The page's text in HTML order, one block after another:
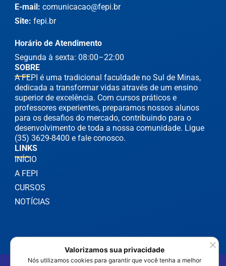
SOBRE
A FEPI é uma tradicional faculdade no Sul de Minas,
dedicada a transformar vidas através de um ensino
superior de excelência. Com cursos práticos e
professores experientes, preparamos nossos alunos
para os desafios do mercado, contribuindo para o
desenvolvimento de toda a nossa comunidade. Ligue
(35) 3629-8400 e fale conosco.
LINKS
INÍCIO
A FEPI
CURSOS
NOTÍCIAS
E-mail: comunicacao@fepi.br
Site: fepi.br
Horário de Atendimento
Segunda à sexta: 08:00–22:00
Valorizamos sua privacidade
Nós utilizamos cookies para garantir que você tenha a melhor